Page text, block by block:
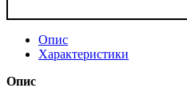
Опис
Характеристики
Опис